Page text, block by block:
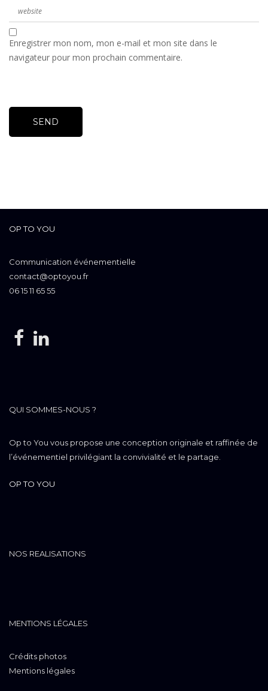
Enregistrer mon nom, mon e-mail et mon site dans le
navigateur pour mon prochain commentaire.
OP TO YOU
Communication événementielle
contact@optoyou.fr
06 15 11 65 55
QUI SOMMES-NOUS ?
Op to You vous propose une conception originale et raffinée de
l’événementiel privilégiant la convivialité et le partage.
OP TO YOU
NOS REALISATIONS
MENTIONS LÉGALES
Crédits photos
Mentions légales